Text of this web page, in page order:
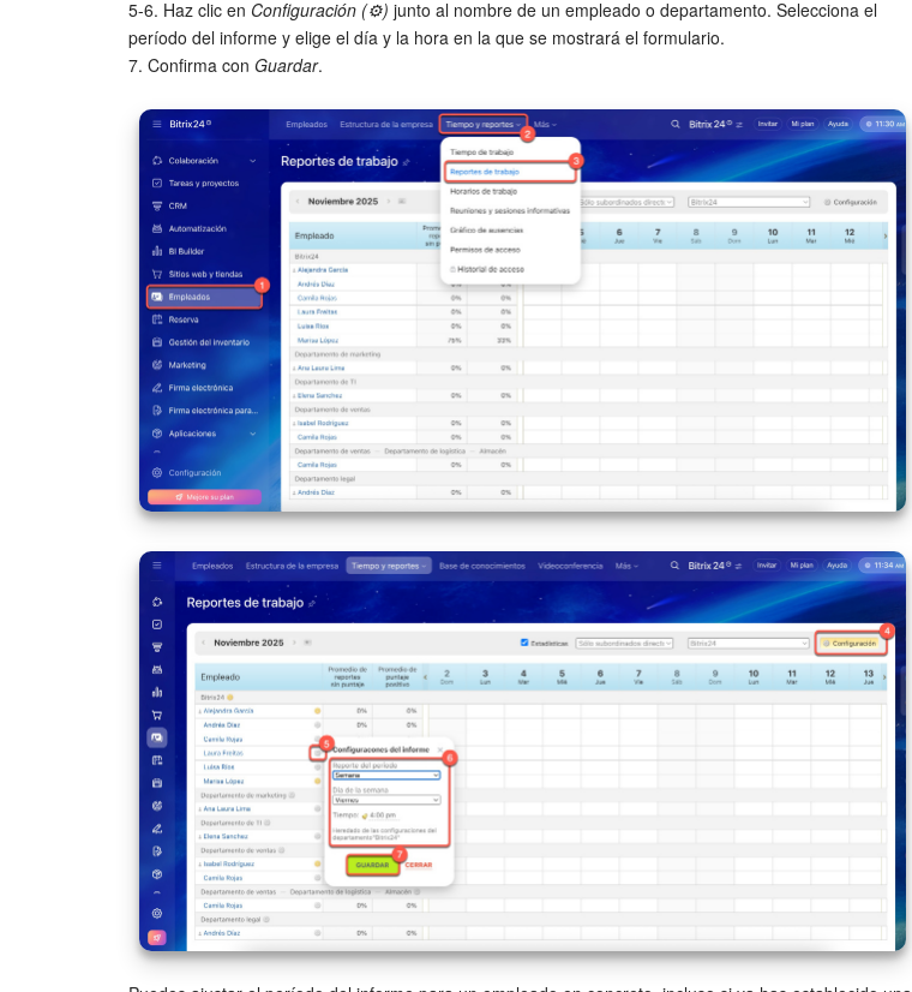
5-6. Haz clic en Configuración (⚙️) junto al nombre de un empleado o departamento. Selecciona el
período del informe y elige el día y la hora en la que se mostrará el formulario.
7. Confirma con Guardar.